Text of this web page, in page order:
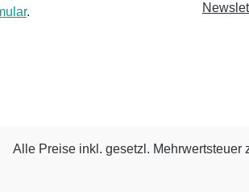
.
Alle Preise inkl. gesetzl. Mehrwertsteuer